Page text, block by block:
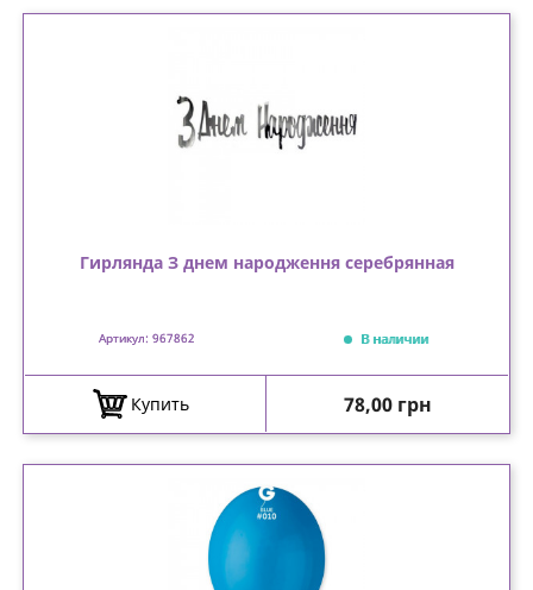
Гирлянда З днем народження серебрянная
Артикул: 967862 В наличии
Купить Цена
78,00 грн